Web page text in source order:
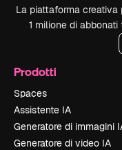
La piattaforma
1 milione di
Prodotti
Spaces
Assistente IA
Generatore di immagini
Generatore di video IA